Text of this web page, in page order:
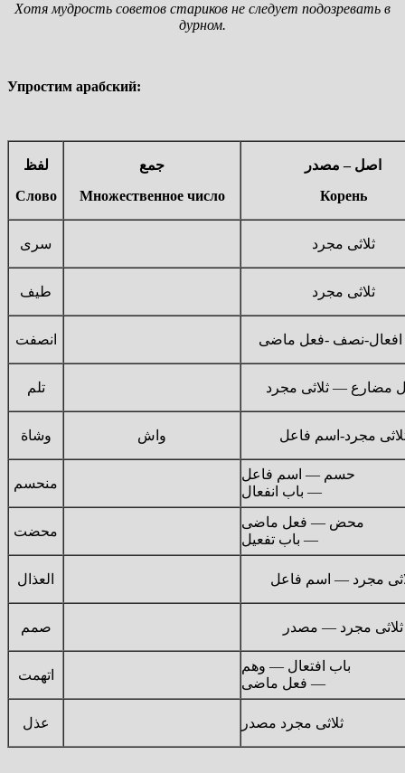
Хотя мудрость советов стариков не следует подозревать в
дурном.
Упростим арабский:
لفظ
Слово
جمع
Множественное число
اصل – مصدر
Корень
سرى ثلاثى مجرد
طيف ثلاثى مجرد
انصفت افعال-نصف -فعل ماضى
تلم ثلاثى مجرد— مضارع
وشاة واش مجرد-اسم فاعل
منحسم
حسم — اسم فاعل
— باب انفعال
محضت
محض — فعل ماضى
— باب تفعيل
العذال مجرد — اسم فاعل
صمم ثلاثى مجرد — مصدر
اتهمت
باب افتعال — وهم
— فعل ماضى
عذل ثلاثى مجرد مصدر